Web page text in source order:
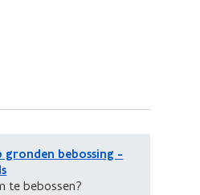
bebossing -
te bebossen?